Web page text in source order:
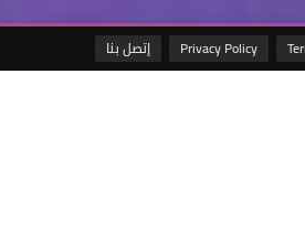
Privacy Policy إتصل بنا